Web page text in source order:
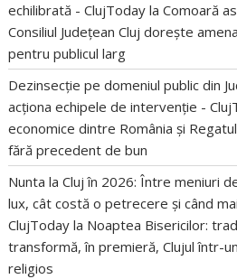
echilibrată - ClujToday laComoară
Consiliul Județean Cluj dorește
pentru publicul larg
Dezinsecție pe domeniul public din
acționa echipele de intervenție -
economice dintre România și
fără precedent de bun
Nunta la Cluj în 2026: Între meniuri
lux, cât costă o petrecere și când
ClujToday la Noaptea Bisericilor:
transformă, în premieră, Clujul într-
religios